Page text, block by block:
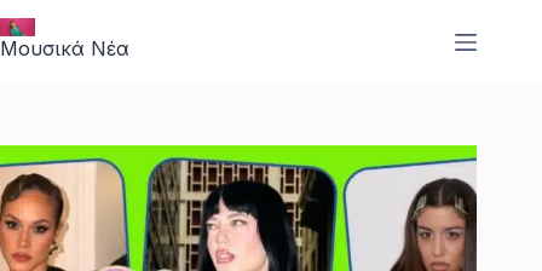
στο
περιεχόμενο
Μουσικά Νέα